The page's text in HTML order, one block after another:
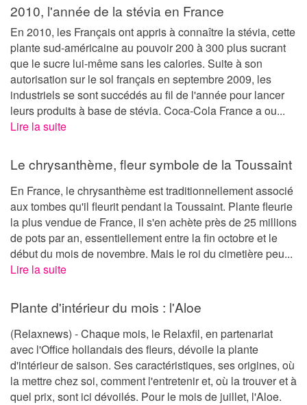
2010, l'année de la stévia en France
En 2010, les Français ont appris à connaître la stévia, cette
plante sud-américaine au pouvoir 200 à 300 plus sucrant
que le sucre lui-même sans les calories. Suite à son
autorisation sur le sol français en septembre 2009, les
industriels se sont succédés au fil de l'année pour lancer
leurs produits à base de stévia. Coca-Cola France a ou...
Lire la suite
Le chrysanthème, fleur symbole de la Toussaint
En France, le chrysanthème est traditionnellement associé
aux tombes qu'il fleurit pendant la Toussaint. Plante fleurie
la plus vendue de France, il s'en achète près de 25 millions
de pots par an, essentiellement entre la fin octobre et le
début du mois de novembre. Mais le roi du cimetière peu...
Lire la suite
Plante d'intérieur du mois : l'Aloe
(Relaxnews) - Chaque mois, le Relaxfil, en partenariat
avec l'Office hollandais des fleurs, dévoile la plante
d'intérieur de saison. Ses caractéristiques, ses origines, où
la mettre chez soi, comment l'entretenir et, où la trouver et à
quel prix, sont ici dévoilés. Pour le mois de juillet, l'Aloe.